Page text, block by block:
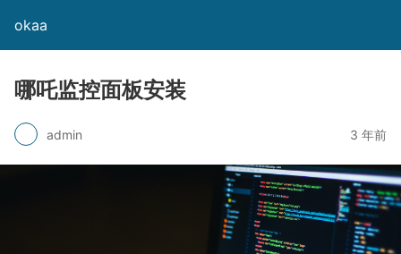
okaa
哪吒监控面板安装
admin 3 年前